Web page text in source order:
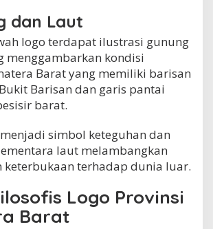
dan Laut
logo terdapat ilustrasi gunung
menggambarkan kondisi
Barat yang memiliki barisan
Barisan dan garis pantai
barat.
simbol keteguhan dan
laut melambangkan
keterbukaan terhadap dunia luar.
Logo Provinsi
Barat